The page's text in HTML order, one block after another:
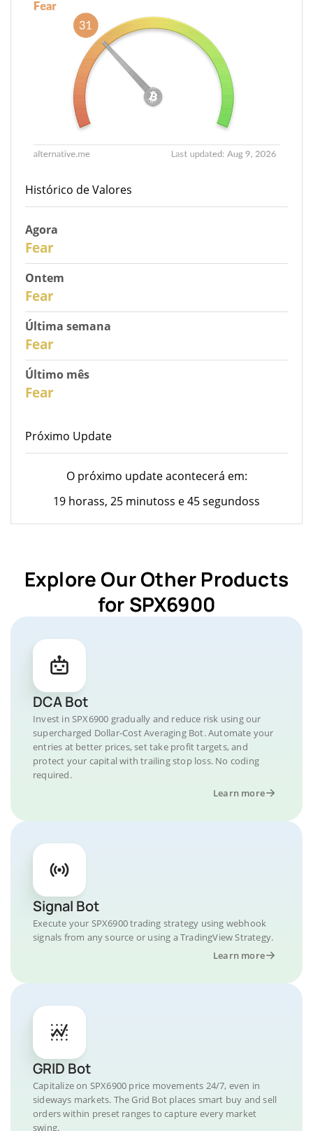
Histórico de Valores
Agora
Fear
Ontem
Fear
Última semana
Fear
Último mês
Fear
Próximo Update
O próximo update acontecerá em:
19 horass, 25 minutoss e 45 segundoss
Explore Our Other Products
for SPX6900
DCA Bot
Invest in SPX6900 gradually and reduce risk using our
supercharged Dollar-Cost Averaging Bot. Automate your
entries at better prices, set take profit targets, and
protect your capital with trailing stop loss. No coding
required.
Learn more
Signal Bot
Execute your SPX6900 trading strategy using webhook
signals from any source or using a TradingView Strategy.
Learn more
GRID Bot
Capitalize on SPX6900 price movements 24/7, even in
sideways markets. The Grid Bot places smart buy and sell
orders within preset ranges to capture every market
swing.